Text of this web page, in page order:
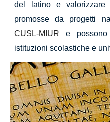
del latino e
promosse da progetti
CUSL-MIUR e possono
istituzioni scolastiche e